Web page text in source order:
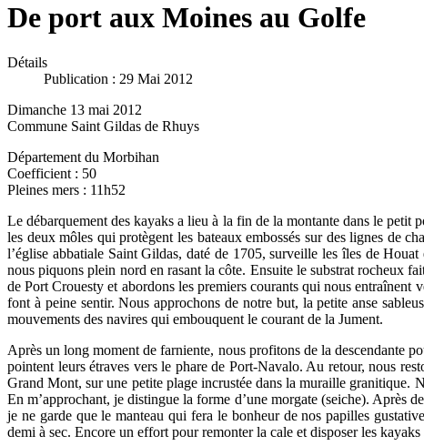
De port aux Moines au Golfe
Détails
Publication : 29 Mai 2012
Dimanche 13 mai 2012
Commune Saint Gildas de Rhuys
Département du Morbihan
Coefficient : 50
Pleines mers : 11h52
Le débarquement des kayaks a lieu à la fin de la montante dans le
les deux môles qui protègent les bateaux embossés sur des lignes de
l’église abbatiale Saint Gildas, daté de 1705, surveille les îles de
nous piquons plein nord en rasant la côte. Ensuite le substrat rocheux
de Port Crouesty et abordons les premiers courants qui nous entraînent
font à peine sentir. Nous approchons de notre but, la petite anse
mouvements des navires qui embouquent le courant de la Jument.
Après un long moment de farniente, nous profitons de la descendante
pointent leurs étraves vers le phare de Port-Navalo. Au retour, nous
Grand Mont, sur une petite plage incrustée dans la muraille granitique.
En m’approchant, je distingue la forme d’une morgate (seiche). Après
je ne garde que le manteau qui fera le bonheur de nos papilles
demi à sec. Encore un effort pour remonter la cale et disposer les kayaks